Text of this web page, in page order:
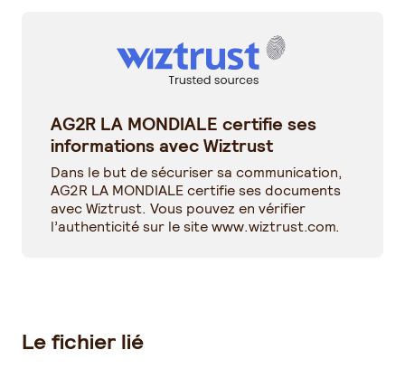
AG2R LA MONDIALE certifie ses
informations avec Wiztrust
Dans le but de sécuriser sa communication,
AG2R LA MONDIALE certifie ses documents
avec Wiztrust. Vous pouvez en vérifier
l’authenticité sur le sitewww.wiztrust.com.
Le fichier lié